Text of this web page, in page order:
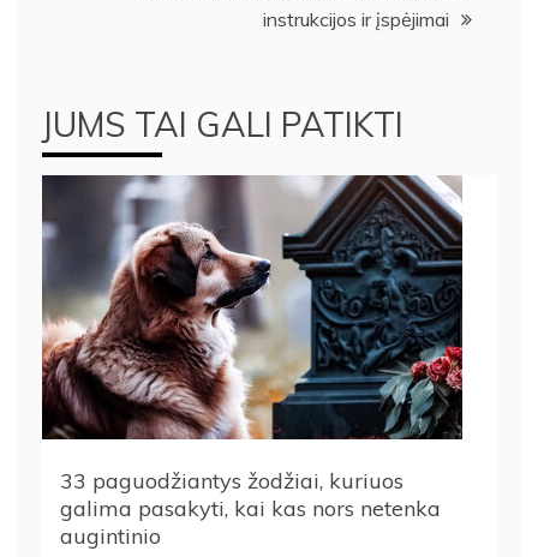
instrukcijos ir įspėjimai
JUMS TAI GALI PATIKTI
33 paguodžiantys žodžiai, kuriuos
galima pasakyti, kai kas nors netenka
augintinio